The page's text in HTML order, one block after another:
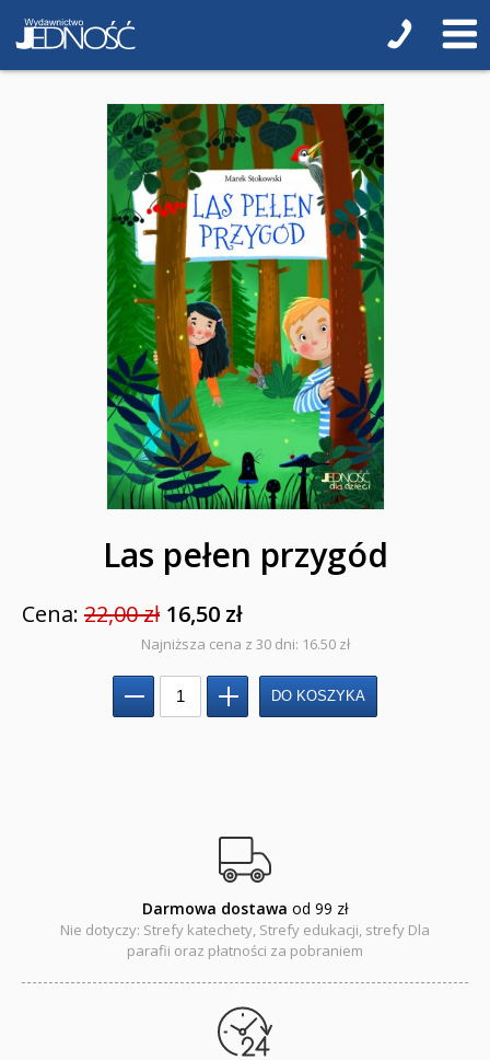
Teologia
Jedność dla dzieci
NOWOŚCI
ZAPOWIEDZI
QUIZY, ŁAMIGŁÓWKI TERAZ -35% TANIEJ
KAKADU - książki interaktywne z piórem
JUPI JO! - książki kartonowe dla najmłodszych
POP-UP
Adwent i Boże Narodzenie
Albumy pamiątkowe
Baśnie, bajki
Cecylka Knedelek
Encyklopedie, leksykony
Edukacja przyrodnicza - Życie bez granic
Pomoce dydaktyczne
Las pełen przygód
Cena: 22,00 zł 16,50 zł
Najniższa cena z 30 dni: 16.50 zł
Darmowa dostawa od 99 zł
Nie dotyczy: Strefy katechety, Strefy edukacji, strefy Dla
parafii oraz płatności za pobraniem